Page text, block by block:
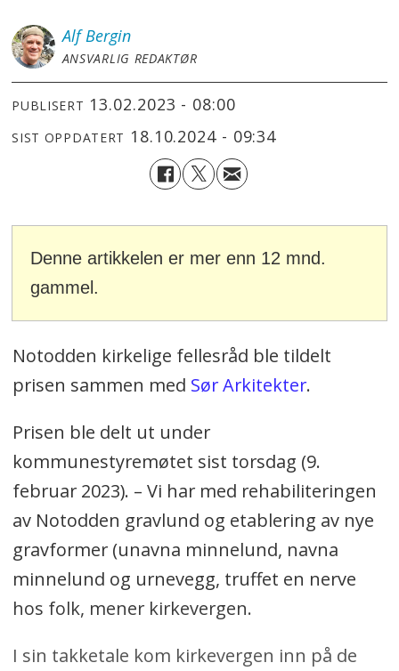
Alf Bergin
ANSVARLIG REDAKTØR
PUBLISERT 13.02.2023 - 08:00
SIST OPPDATERT 18.10.2024 - 09:34
Denne artikkelen er mer enn 12 mnd.
gammel.
Notodden kirkelige fellesråd ble tildelt
prisen sammen med Sør Arkitekter.
Prisen ble delt ut under
kommunestyremøtet sist torsdag (9.
februar 2023). – Vi har med rehabiliteringen
av Notodden gravlund og etablering av nye
gravformer (unavna minnelund, navna
minnelund og urnevegg, truffet en nerve
hos folk, mener kirkevergen.
I sin takketale kom kirkevergen inn på de